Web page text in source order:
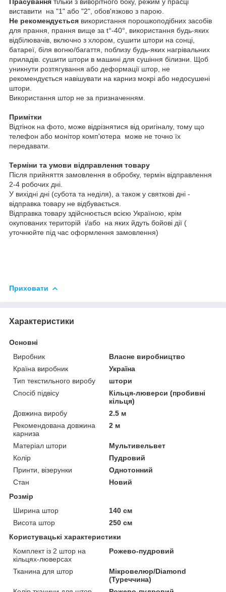
виставити на "1" або "2", обов'язково з парою.
Не рекомендується використання порошкоподібних засобів
для прання, прання вище за t°-40°, використання будь-яких
відбілювачів, включно з хлором, сушити штори на сонці,
батареї, біля вогню/багаття, поблизу будь-яких нагрівальних
приладів. сушити штори в машині для сушіння білизни. Щоб
уникнути розтягування або деформації штор, не
рекомендується навішувати на карниз мокрі або недосушені
штори.
Використання штор не за призначенням.
Примітки
Відтінок на фото, може відрізнятися від оригіналу, тому що
телефон або монітор комп'ютера може не точно їх
передавати.
Терміни та умови відправлення товару
Після прийняття замовлення в обробку, термін відправлення
2-4 робочих дні.
У вихідні дні (субота та неділя), а також у святкові дні -
відправка товару не відбувається.
Відправка товару здійснюється всією Україною, крім
окупованих територій і/або на яких йдуть бойові дії (
уточнюйте під час оформлення замовлення)
Приховати
Характеристики
Основні
Виробник
Власне виробництво
Країна виробник
Україна
Тип текстильного виробу
штори
Спосіб підвісу
Кільця-люверси (пробивні
кільця)
Довжина виробу
2.5 м
Рекомендована довжина
карниза
2 м
Матеріал штори
Мультивельвет
Колір
Пудровий
Принти, візерунки
Однотонний
Стан
Новий
Розмір
Ширина штор
140 см
Висота штор
250 см
Користувацькі характеристики
Комплект із 2 штор на
кільцях-люверсах
Рожево-пудровий
Тканина для штор
Мікровелюр/Diamond
(Туреччина)